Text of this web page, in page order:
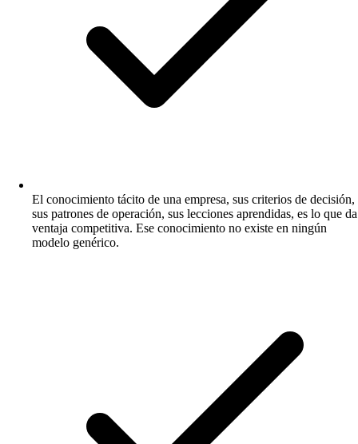
El conocimiento tácito de una empresa, sus criterios de decisión,
sus patrones de operación, sus lecciones aprendidas, es lo que da
ventaja competitiva. Ese conocimiento no existe en ningún
modelo genérico.